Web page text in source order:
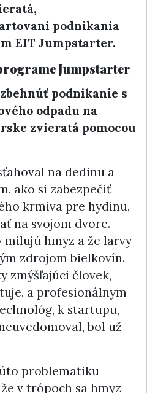
podnikania
EIT Jumpstarter.
Jumpstarter
podnikanie s
odpadu na
zvieratá pomocou
na dedinu a
ako si zabezpečiť
krmiva pre hydinu,
na svojom dvore.
milujú hmyz a že larvy
zdrojom bielkovín.
zmýšľajúci človek,
a profesionálnym
k startupu,
bol už
problematiku
v trópoch sa hmyz